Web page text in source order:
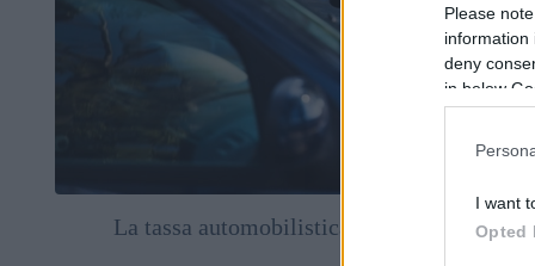
Please
information
deny
in below
I want
Opted
La tassa automobilistica aumenterà a